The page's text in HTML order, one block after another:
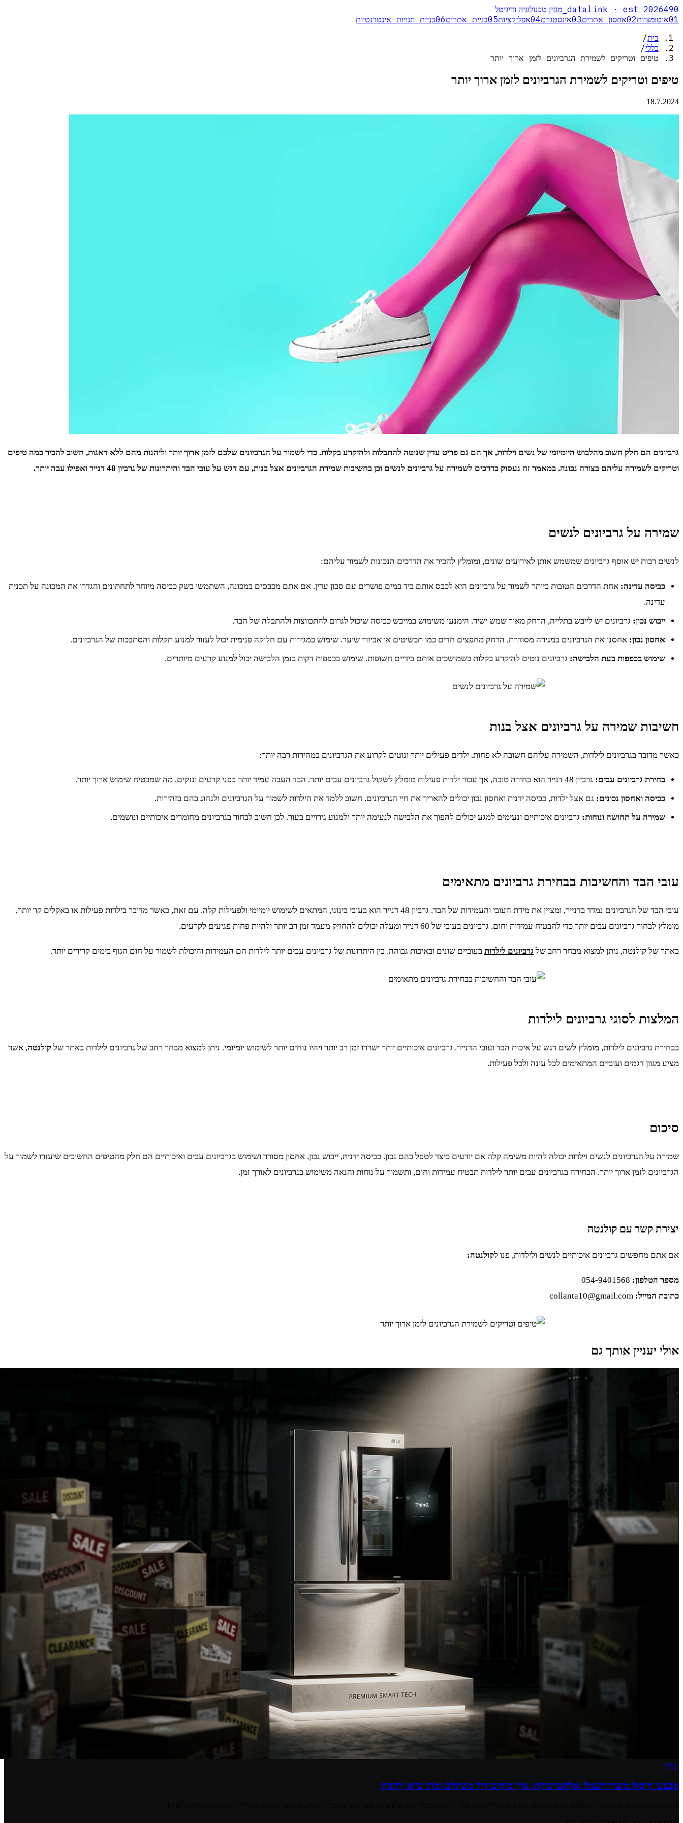
datalink · est 2026490 מגזין טכנולוגיה ודיגיטל
01אוטומציות02אחסון אתרים03אינסטגרם04אפליקציות05בניית אתרים06בניית חנויות אינטרנטיות
בית/
כללי/
טיפים וטריקים לשמירת הגרביונים לזמן ארוך יותר
טיפים וטריקים לשמירת הגרביונים לזמן ארוך יותר
18.7.2024
גרביונים הם חלק חשוב מהלבוש היומיומי של נשים וילדות, אך הם גם פריט עדין שנוטה להתבלות ולהיקרע בקלות. כדי לשמור על הגרביונים שלכם לזמן ארוך יותר וליהנות מהם ללא דאגות, חשוב להכיר כמה טיפים
וטריקים לשמירה עליהם בצורה נכונה. במאמר זה נעסוק בדרכים לשמירה על גרביונים לנשים וכן בחשיבות שמירת הגרביונים אצל בנות, עם דגש על עובי הבד והיתרונות של גרביון 48 דנייר ואפילו עבה יותר.
שמירה על גרביונים לנשים
לנשים רבות יש אוסף גרביונים שמשמש אותן לאירועים שונים, ומומלץ להכיר את הדרכים הנכונות לשמור עליהם:
כביסה עדינה: אחת הדרכים הטובות ביותר לשמור על גרביונים היא לכבס אותם ביד במים פושרים עם סבון עדין. אם אתם מכבסים במכונה, השתמשו בשק כביסה מיוחד לתחתונים והגדרו את המכונה על תכנית
עדינה.
ייבוש נכון: גרביונים יש לייבש בתלייה, הרחק מאור שמש ישיר. הימנעו משימוש במייבש כביסה שיכול לגרום להתכווצות ולהתבלה של הבד.
אחסון נכון: אחסנו את הגרביונים במגירה מסודרת, הרחק מחפצים חדים כמו תכשיטים או אביזרי שיער. שימוש במגירות עם חלוקה פנימית יכול לעזור למנוע תקלות והסתבכות של הגרביונים.
שימוש בכפפות בעת הלבישה: גרביונים נוטים להיקרע בקלות כשמושכים אותם בידיים חשופות. שימוש בכפפות דקות בזמן הלבישה יכול למנוע קרעים מיותרים.
חשיבות שמירה על גרביונים אצל בנות
כאשר מדובר בגרביונים לילדות, השמירה עליהם חשובה לא פחות. ילדים פעילים יותר ונוטים לקרוע את הגרביונים במהירות רבה יותר:
בחירת גרביונים עבים: גרביון 48 דנייר הוא בחירה טובה, אך עבור ילדות פעילות מומלץ לשקול גרביונים עבים יותר. הבד העבה עמיד יותר בפני קרעים ונזקים, מה שמבטיח שימוש ארוך יותר.
כביסה ואחסון נכונים: גם אצל ילדות, כביסה ידנית ואחסון נכון יכולים להאריך את חיי הגרביונים. חשוב ללמד את הילדות לשמור על הגרביונים ולנהוג בהם בזהירות.
שמירה על תחושה ונוחות: גרביונים איכותיים ונעימים למגע יכולים להפוך את הלבישה לנעימה יותר ולמנוע גירויים בעור. לכן חשוב לבחור בגרביונים מחומרים איכותיים ונושמים.
עובי הבד והחשיבות בבחירת גרביונים מתאימים
עובי הבד של הגרביונים נמדד בדנייר, ומציין את מידת העובי והעמידות של הבד. גרביון 48 דנייר הוא בעובי בינוני, המתאים לשימוש יומיומי ולפעילות קלה. עם זאת, כאשר מדובר בילדות פעילות או באקלים קר יותר,
מומלץ לבחור גרביונים עבים יותר כדי להבטיח עמידות וחום. גרביונים בעובי של 60 דנייר ומעלה יכולים להחזיק מעמד זמן רב יותר ולהיות פחות פגיעים לקרעים.
באתר של קולנטה, ניתן למצוא מבחר רחב של גרביונים לילדות בעוביים שונים ובאיכות גבוהה. בין היתרונות של גרביונים עבים יותר לילדות הם העמידות והיכולת לשמור על חום הגוף בימים קרירים יותר.
המלצות לסוגי גרביונים לילדות
בבחירת גרביונים לילדות, מומלץ לשים דגש על איכות הבד ועובי הדנייר. גרביונים איכותיים יותר ישרדו זמן רב יותר ויהיו נוחים יותר לשימוש יומיומי. ניתן למצוא מבחר רחב של גרביונים לילדות באתר של קולנטה, אשר
מציע מגוון דגמים ועוביים המתאימים לכל עונה ולכל פעילות.
סיכום
שמירה על הגרביונים לנשים וילדות יכולה להיות משימה קלה אם יודעים כיצד לטפל בהם נכון. כביסה ידנית, ייבוש נכון, אחסון מסודר ושימוש בגרביונים עבים ואיכותיים הם חלק מהטיפים החשובים שיעזרו לשמור על
הגרביונים לזמן ארוך יותר. הבחירה בגרביונים עבים יותר לילדות תבטיח עמידות וחום, ותשמור על נוחות והנאה משימוש בגרביונים לאורך זמן.
יצירת קשר עם קולנטה
אם אתם מחפשים גרביונים איכותיים לנשים ולילדות, פנו לקולנטה:
מספר הטלפון:
כתובת המייל:
אולי יעניין אותך גם
כללי
מבצעי חיסול מוצרי חשמל ואלקטרוניקה: איך מזהים דיל משתלם ומתי כדאי לקנות